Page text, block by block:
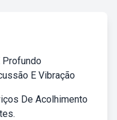
Profundo
E Vibração
De Acolhimento